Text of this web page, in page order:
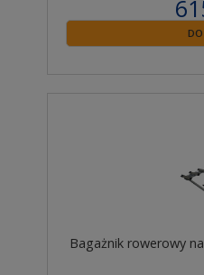
Bagażnik rowerowy